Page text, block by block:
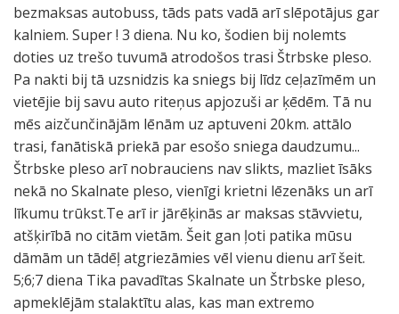
bezmaksas autobuss, tāds pats vadā arī slēpotājus gar
kalniem. Super ! 3 diena. Nu ko, šodien bij nolemts
doties uz trešo tuvumā atrodošos trasi Štrbske pleso.
Pa nakti bij tā uzsnidzis ka sniegs bij līdz ceļazīmēm un
vietējie bij savu auto riteņus apjozuši ar ķēdēm. Tā nu
mēs aizčunčinājām lēnām uz aptuveni 20km. attālo
trasi, fanātiskā priekā par esošo sniega daudzumu...
Štrbske pleso arī nobrauciens nav slikts, mazliet īsāks
nekā no Skalnate pleso, vienīgi krietni lēzenāks un arī
līkumu trūkst.Te arī ir jārēķinās ar maksas stāvvietu,
atšķirībā no citām vietām. Šeit gan ļoti patika mūsu
dāmām un tādēļ atgriezāmies vēl vienu dienu arī šeit.
5;6;7 diena Tika pavadītas Skalnate un Štrbske pleso,
apmeklējām stalaktītu alas, kas man extremo